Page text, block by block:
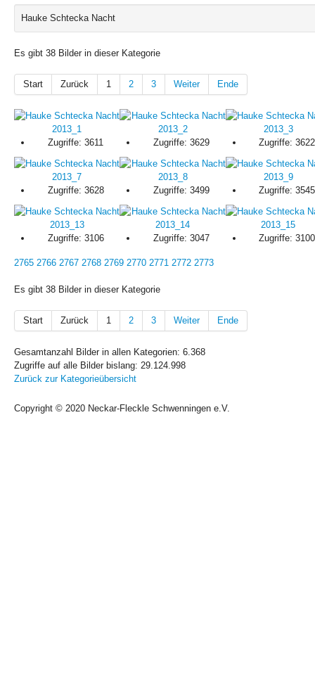
Hauke Schtecka Nacht
Es gibt 38 Bilder in dieser Kategorie
Start Zurück 1 2 3 Weiter Ende
Zugriffe: 3611 Zugriffe: 3629 Zugriffe: 3622
Zugriffe: 3628 Zugriffe: 3499 Zugriffe: 3545
Zugriffe: 3106 Zugriffe: 3047 Zugriffe: 3100
2765 2766 2767 2768 2769 2770 2771 2772 2773
Es gibt 38 Bilder in dieser Kategorie
Start Zurück 1 2 3 Weiter Ende
Gesamtanzahl Bilder in allen Kategorien: 6.368
Zugriffe auf alle Bilder bislang: 29.124.998
Zurück zur Kategorieübersicht
Copyright © 2020 Neckar-Fleckle Schwenningen e.V.